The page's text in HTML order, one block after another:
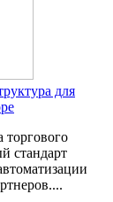
для
торгового
стандарт